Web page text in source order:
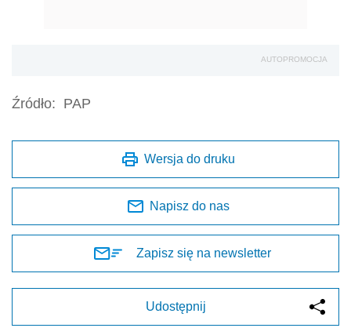
AUTOPROMOCJA
Źródło: PAP
Wersja do druku
Napisz do nas
Zapisz się na newsletter
Udostępnij